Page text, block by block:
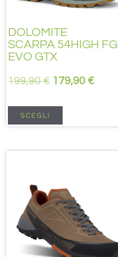
DOLOMITE
SCARPA 54HIGH FG
EVO GTX
199,90€ 179,90 €
SCEGLI